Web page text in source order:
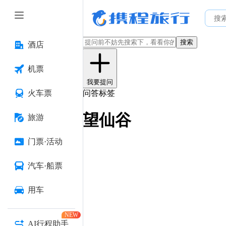
酒店
机票
火车票
旅游
门票·活动
汽车·船票
用车
AI行程助手
NEW
搜索
我要提问
问答标签
望仙谷